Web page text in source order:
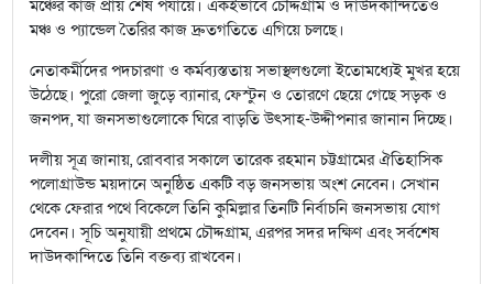
মঞ্চের কাজ প্রায় শেষ পর্যায়ে। একইভাবে চৌদ্দগ্রাম ও দাউদকান্দিতেও
মঞ্চ ও প্যান্ডেল তৈরির কাজ দ্রুতগতিতে এগিয়ে চলছে।
নেতাকর্মীদের পদচারণা ও কর্মব্যস্ততায় সভাস্থলগুলো ইতোমধ্যেই মুখর হয়ে
উঠেছে। পুরো জেলা জুড়ে ব্যানার, ফেস্টুন ও তোরণে ছেয়ে গেছে সড়ক ও
জনপদ, যা জনসভাগুলোকে ঘিরে বাড়তি উৎসাহ-উদ্দীপনার জানান দিচ্ছে।
দলীয় সূত্র জানায়, রোববার সকালে তারেক রহমান চট্টগ্রামের ঐতিহাসিক
পলোগ্রাউন্ড ময়দানে অনুষ্ঠিত একটি বড় জনসভায় অংশ নেবেন। সেখান
থেকে ফেরার পথে বিকেলে তিনি কুমিল্লার তিনটি নির্বাচনি জনসভায় যোগ
দেবেন। সূচি অনুযায়ী প্রথমে চৌদ্দগ্রাম, এরপর সদর দক্ষিণ এবং সর্বশেষ
দাউদকান্দিতে তিনি বক্তব্য রাখবেন।